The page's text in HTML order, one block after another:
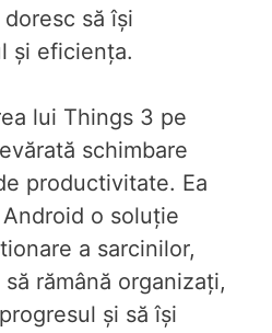
să își
și eficiența.
lui Things 3 pe
schimbare
productivitate. Ea
o soluție
a sarcinilor,
rămână organizați,
și să își